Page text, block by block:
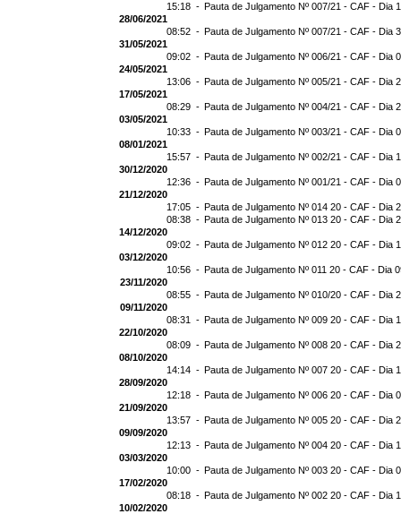
15:18 - Pauta de Julgamento Nº 007/21 - CAF - Dia
28/06/2021
08:52 - Pauta de Julgamento Nº 007/21 - CAF - Dia
31/05/2021
09:02 - Pauta de Julgamento Nº 006/21 - CAF - Dia
24/05/2021
13:06 - Pauta de Julgamento Nº 005/21 - CAF - Dia
17/05/2021
08:29 - Pauta de Julgamento Nº 004/21 - CAF - Dia
03/05/2021
10:33 - Pauta de Julgamento Nº 003/21 - CAF - Dia
08/01/2021
15:57 - Pauta de Julgamento Nº 002/21 - CAF - Dia
30/12/2020
12:36 - Pauta de Julgamento Nº 001/21 - CAF - Dia
21/12/2020
17:05 - Pauta de Julgamento Nº 014 20 - CAF - Dia
08:38 - Pauta de Julgamento Nº 013 20 - CAF - Dia
14/12/2020
09:02 - Pauta de Julgamento Nº 012 20 - CAF - Dia
03/12/2020
10:56 - Pauta de Julgamento Nº 011 20 - CAF - Dia
23/11/2020
08:55 - Pauta de Julgamento Nº 010/20 - CAF - Dia
09/11/2020
08:31 - Pauta de Julgamento Nº 009 20 - CAF - Dia
22/10/2020
08:09 - Pauta de Julgamento Nº 008 20 - CAF - Dia
08/10/2020
14:14 - Pauta de Julgamento Nº 007 20 - CAF - Dia
28/09/2020
12:18 - Pauta de Julgamento Nº 006 20 - CAF - Dia
21/09/2020
13:57 - Pauta de Julgamento Nº 005 20 - CAF - Dia
09/09/2020
12:13 - Pauta de Julgamento Nº 004 20 - CAF - Dia
03/03/2020
10:00 - Pauta de Julgamento Nº 003 20 - CAF - Dia
17/02/2020
08:18 - Pauta de Julgamento Nº 002 20 - CAF - Dia
10/02/2020